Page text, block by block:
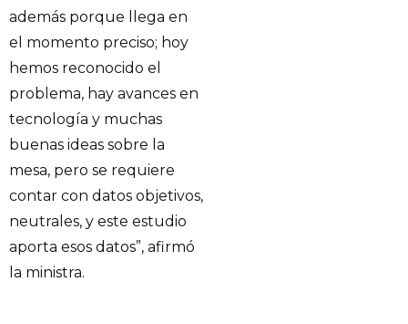
además porque llega en
el momento preciso; hoy
hemos reconocido el
problema, hay avances en
tecnología y muchas
buenas ideas sobre la
mesa, pero se requiere
contar con datos objetivos,
neutrales, y este estudio
aporta esos datos”, afirmó
la ministra.